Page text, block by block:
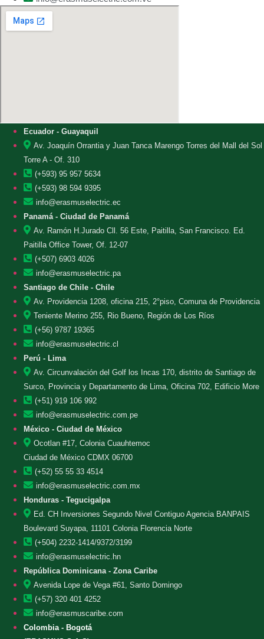
Ecuador - Guayaquil
Av. Joaquín Orrantia y Juan Tanca Marengo Torres del Mall del Sol
Torre A - Of. 310
(+593) 95 957 5634
(+593) 98 594 9395
info@erasmuselectric.ec
Panamá - Ciudad de Panamá
Av. Ramón H.Jurado Cll. 56 Este, Paitilla, San Francisco. Ed.
Paitilla Office Tower, Of. 12-07
(+507) 6903 4026
info@erasmuselectric.pa
Santiago de Chile - Chile
Av. Providencia 1208, oficina 215, 2°piso, Comuna de Providencia
Teniente Merino 255, Rio Bueno, Región de Los Ríos
(+56) 9787 19365
info@erasmuselectric.cl
Perú - Lima
Av. Circunvalación del Golf los Incas 170, distrito de Santiago de
Surco, Provincia y Departamento de Lima, Oficina 702, Edificio More
(+51) 919 106 992
info@erasmuselectric.com.pe
México - Ciudad de México
Ocotlan #17, Colonia Cuauhtemoc
Ciudad de México CDMX 06700
(+52) 55 55 33 4514
info@erasmuselectric.com.mx
Honduras - Tegucigalpa
Ed. CH Inversiones Segundo Nivel Contiguo Agencia BANPAIS
Boulevard Suyapa, 11101 Colonia Florencia Norte
(+504) 2232-1414/9372/3199
info@erasmuselectric.hn
República Dominicana - Zona Caribe
Avenida Lope de Vega #61, Santo Domingo
(+57) 320 401 4252
info@erasmuscaribe.com
Colombia - Bogotá